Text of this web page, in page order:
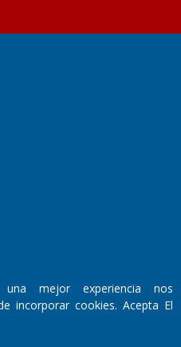
mejor experiencia nos
incorporar cookies. Acepta El